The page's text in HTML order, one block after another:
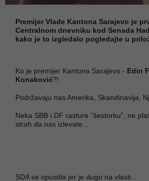
Premijer Vlade Kantona Sarajevo je
Centralnom dnevniku kod Senada
kako je to izgledalo pogledajte u
Ko je premijer Kantona Sarajevo - Edin
Konaković?!
Podržavaju nas Amerika, Skandinavija,
Neka SBB i DF rasture “šestorku”, ne
strah da nas izlevate...
SDA se opustila jer je dugo na vlasti...